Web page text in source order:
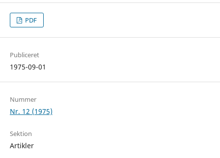
PDF
Publiceret
1975-09-01
Nummer
Nr. 12 (1975)
Sektion
Artikler